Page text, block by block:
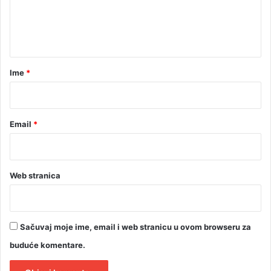
rIme *
Email *
Web stranica
Sačuvaj moje ime, email i web stranicu u ovom browseru za
buduće komentare.